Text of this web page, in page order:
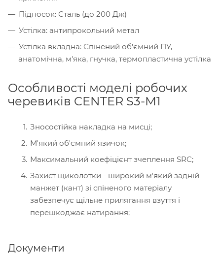
Підносок: Сталь (до 200 Дж)
Устілка: антипрокольний метал
Устілка вкладна: Спінений об'ємний ПУ,
анатомічна, м'яка, гнучка, термопластична устілка
Особливості моделі робочих
черевиків CENTER S3-M1
Зносостійка накладка на мисці;
М'який об'ємний язичок;
Максимальний коефіцієнт зчеплення SRC;
Захист щиколотки - широкий м'який задній
манжет (кант) зі спіненого матеріалу
забезпечує щільне прилягання взуття і
перешкоджає натирання;
Документи